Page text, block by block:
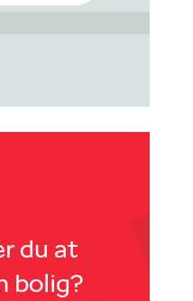
du at
bolig?